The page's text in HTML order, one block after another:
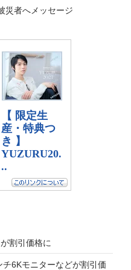
災者へメッセージ
割引価格に
6Kモニターなどが割引価